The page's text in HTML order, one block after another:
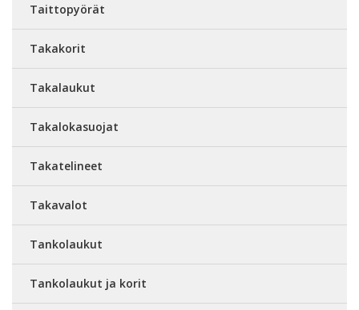
Taittopyörät
Takakorit
Takalaukut
Takalokasuojat
Takatelineet
Takavalot
Tankolaukut
Tankolaukut ja korit